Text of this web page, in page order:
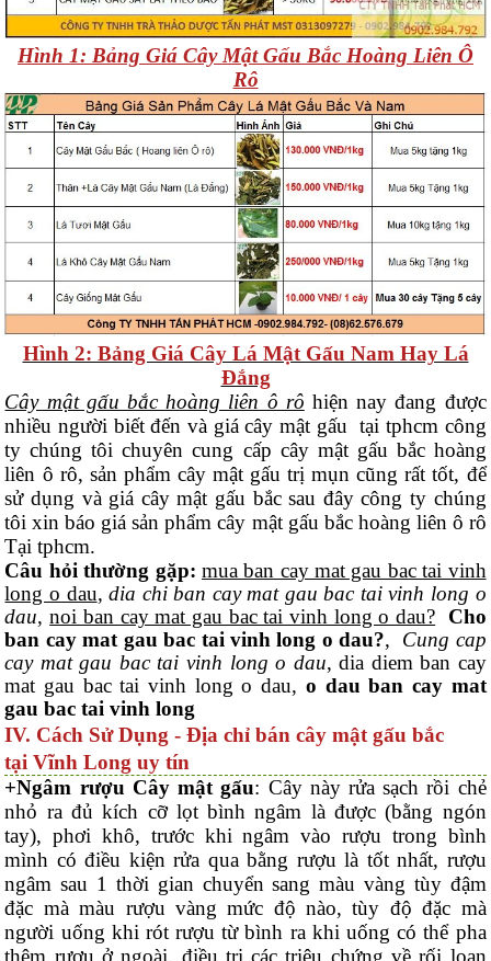
Hình 1: Bảng Giá Cây Mật Gấu Bắc Hoàng Liên Ô
Rô
Hình 2: Bảng Giá Cây Lá Mật Gấu Nam Hay Lá
Đắng
Cây mật gấu bắc hoàng liên ô rô hiện nay đang được
nhiều người biết đến và giá cây mật gấu tại tphcm công
ty chúng tôi chuyên cung cấp cây mật gấu bắc hoàng
liên ô rô, sản phẩm cây mật gấu trị mụn cũng rất tốt, để
sử dụng và giá cây mật gấu bắc sau đây công ty chúng
tôi xin báo giá sản phẩm cây mật gấu bắc hoàng liên ô rô
Tại tphcm.
Câu hỏi thường gặp: mua ban cay mat gau bac tai vinh
long o dau,dia chi ban cay mat gau bac tai vinh long o
dau,noi ban cay mat gau bac tai vinh long o dau?
Cho
ban cay mat gau bac tai vinh long o dau?, Cung cap
cay mat gau bac tai vinh long o dau, dia diem ban cay
mat gau bac tai vinh long o dau, o dau ban cay mat
gau bac tai vinh long
IV. Cách Sử Dụng - Địa chỉ bán cây mật gấu bắc
tại Vĩnh Long uy tín
+Ngâm rượu Cây mật gấu: Cây này rửa sạch rồi chẻ
nhỏ ra đủ kích cỡ lọt bình ngâm là được (bằng ngón
tay), phơi khô, trước khi ngâm vào rượu trong bình
mình có điều kiện rửa qua bằng rượu là tốt nhất, rượu
ngâm sau 1 thời gian chuyển sang màu vàng tùy đậm
đặc mà màu rượu vàng mức độ nào, tùy độ đặc mà
người uống khi rót rượu từ bình ra khi uống có thể pha
thêm rượu ở ngoài, điều trị các triệu chứng về rối loạn